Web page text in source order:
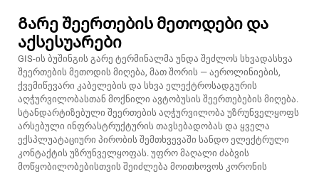
Გარე შეერთების მეთოდები და
აქსესუარები
GIS-ის ბუშინგის გარე ტერმინალმა უნდა შეძლოს სხვადასხვა
შეერთების მეთოდის მიღება, მათ შორის — აეროლინიების,
ქვემიწევარი კაბელების და სხვა ელექტროსადგურის
აღჭურვილობასთან მოქნილი ავტობუსის შეერთებების მიღება.
სტანდარტიზებული შეერთების აღჭურვილობა უზრუნველყოფს
არსებული ინფრასტრუქტურის თავსებადობას და ყველა
ექსპლუატაციური პირობის შემთხვევაში სანდო ელექტრული
კონტაქტის უზრუნველყოფას. უფრო მაღალი ძაბვის
მოწყობილობებისთვის შეიძლება მოითხოვოს კორონის